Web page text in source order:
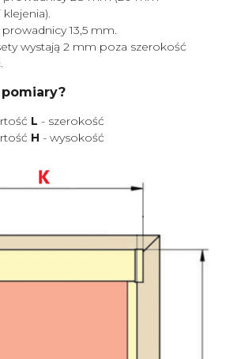
13,5 mm.
wystają 2 mm poza szerokość
L - szerokość
H - wysokość